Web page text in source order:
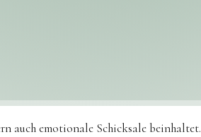
auch emotionale Schicksale beinhaltet.